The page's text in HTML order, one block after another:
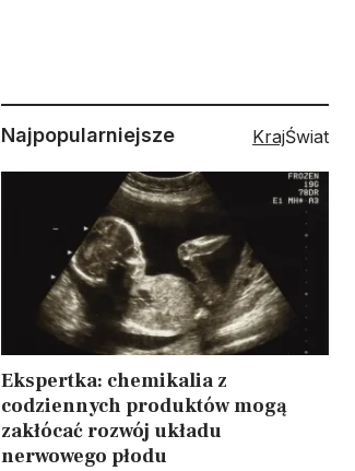
Najpopularniejsze KrajŚwiat
Ekspertka: chemikalia z
codziennych produktów mogą
zakłócać rozwój układu
nerwowego płodu